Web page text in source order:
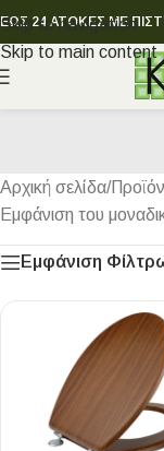
Skip to navigation
Skip to main content
ΕΩΣ 24 ΑΤΟΚΕΣ ΜΕ
Αρχική σελίδα/
Εμφάνιση του
Εμφάνιση